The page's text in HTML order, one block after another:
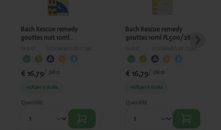
Bach Rescue remedy
gouttes nuit 10ml
€ 16,79/ pièce
-10%per 6 stuks
Quantité
Bach Rescue remedy
gouttes 10ml PL500/28
€ 16,79/ pièce
-10%per 6 stuks
Quantité